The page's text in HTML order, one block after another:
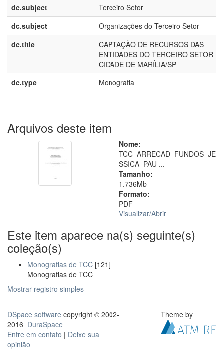
dc.subject
Terceiro Setor
dc.subject
Organizações do Terceiro Setor
dc.title
CAPTAÇÃO DE RECURSOS DAS
ENTIDADES DO TERCEIRO SETOR
CIDADE DE MARÍLIA/SP
dc.type
Monografia
Arquivos deste item
Nome:
TCC_ARRECAD_FUNDOS_JE
SSICA_PAU ...
Tamanho:
1.736Mb
Formato:
PDF
Visualizar/Abrir
Este item aparece na(s) seguinte(s)
coleção(s)
Monografias de TCC [121]
Monografias de TCC
Mostrar registro simples
DSpace software copyright © 2002-
2016 DuraSpace
Entre em contato | Deixe sua
opinião
Theme by